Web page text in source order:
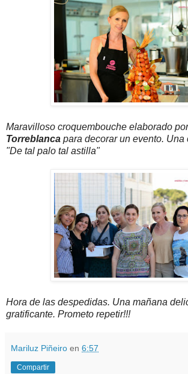
Maravilloso croquembouche elaborado por
Torreblanca para decorar un evento. Una
"De tal palo tal astilla"
Hora de las despedidas. Una mañana
gratificante. Prometo repetir!!!
Mariluz Piñeiro en 6:57
Compartir